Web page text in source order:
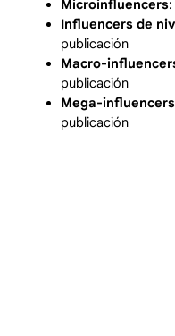
Microinfluencers
Influencers de
publicación
Macro-
publicación
Mega-influencers
publicación